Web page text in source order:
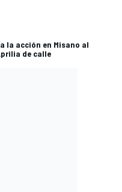
la acción en Misano al
de calle